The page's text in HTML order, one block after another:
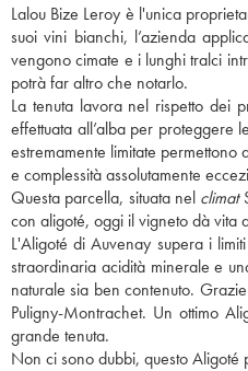
Lalou Bize Leroy è l'unica
suoi vini bianchi, l’azienda
vengono cimate e i lunghi tralci
potrà far altro che notarlo.
La tenuta lavora nel rispetto dei
effettuata all’alba per proteggere
estremamente limitate
e complessità assolutamente
Questa parcella, situata nel climat
con aligoté, oggi il vigneto dà vita
L'Aligoté di Auvenay supera i
straordinaria acidità minerale e
naturale sia ben contenuto.
Puligny-Montrachet. Un ottimo
grande tenuta.
Non ci sono dubbi, questo Aligoté